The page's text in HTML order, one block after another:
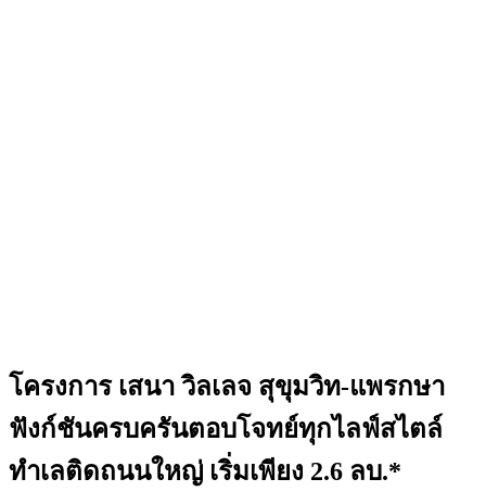
โครงการ เสนา วิลเลจ สุขุมวิท-แพรกษา
ฟังก์ชันครบครันตอบโจทย์ทุกไลฟ์สไตล์
ทำเลติดถนนใหญ่ เริ่มเพียง 2.6 ลบ.*